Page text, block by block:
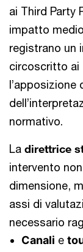
ai Third Party
impatto
registrano un
circoscritto ai
l’apposizione
normativo.
La direttrice
intervento
dimensione,
assi di
necessario
Canali e